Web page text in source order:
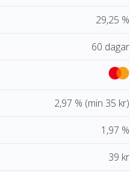
29,25 %
60 dagar
2,97 % (min 35 kr)
1,97 %
39 kr